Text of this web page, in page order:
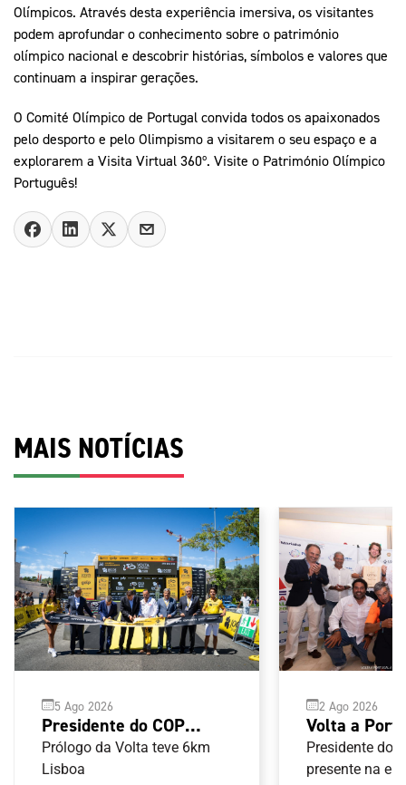
Olímpicos. Através desta experiência imersiva, os visitantes
podem aprofundar o conhecimento sobre o património
olímpico nacional e descobrir histórias, símbolos e valores que
continuam a inspirar gerações.
O Comité Olímpico de Portugal convida todos os apaixonados
pelo desporto e pelo Olimpismo a visitarem o seu espaço e a
explorarem a Visita Virtual 360º. Visite o Património Olímpico
Português!
MAIS NOTÍCIAS
5 Ago 2026
Presidente do COP
acompanha partida da
Volta a Portugal em
Prólogo da Volta teve 6km
Lisboa
2 Ago 2026
Volta a
terminou
Presidente do
presente na